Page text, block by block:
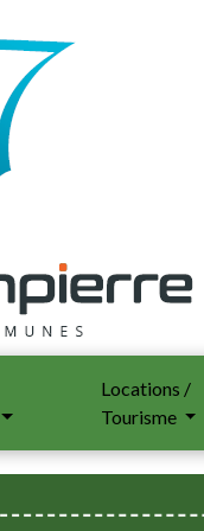
Locations /
Tourisme